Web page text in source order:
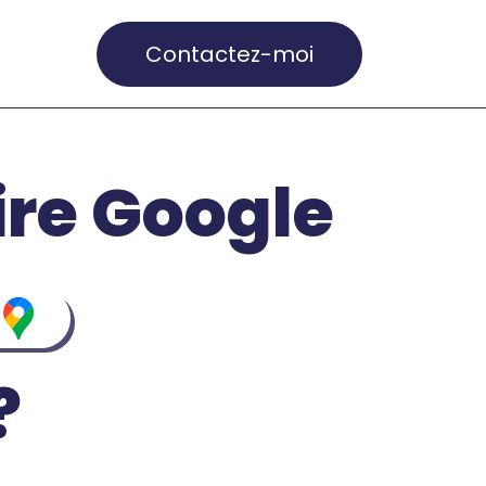
Contactez-moi
Google